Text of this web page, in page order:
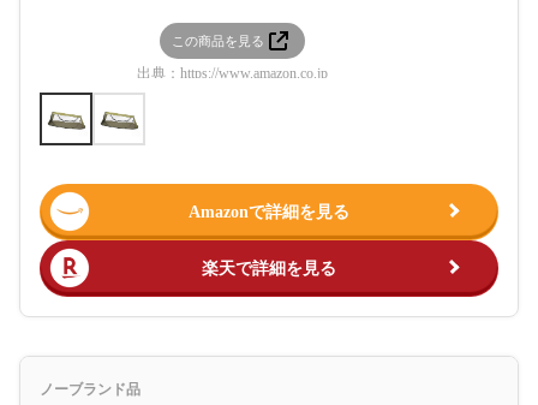
この商品を見る
出典： https://www.amazon.co.jp
Amazonで詳細を見る
楽天で詳細を見る
ノーブランド品